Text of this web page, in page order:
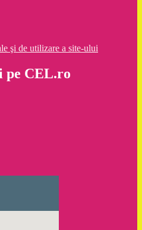
şi de utilizare a site-ului
pe CEL.ro